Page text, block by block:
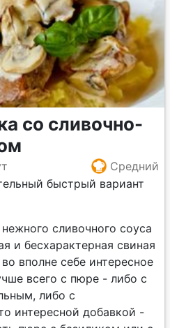
со сливочно-
Средний
быстрый вариант
сливочного соуса
и бесхарактерная свиная
вполне себе интересное
всего с пюре - либо с
либо с
интересной добавкой -